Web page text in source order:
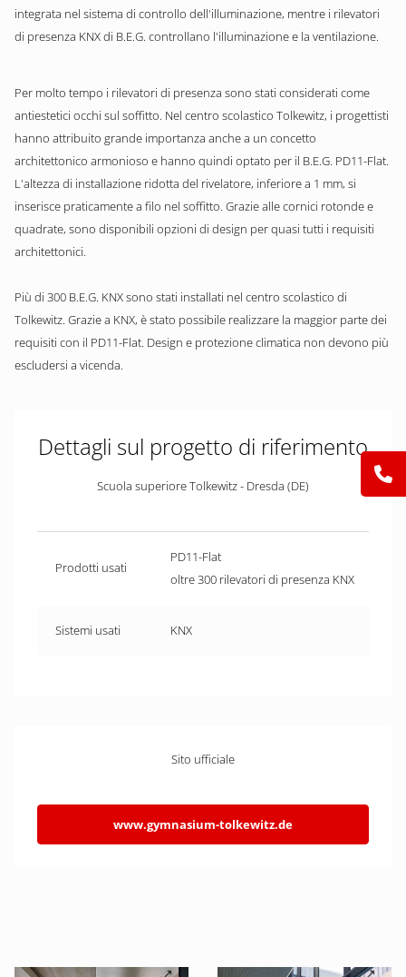
integrata nel sistema di controllo dell'illuminazione, mentre i rilevatori
di presenza KNX di B.E.G. controllano l'illuminazione e la ventilazione.
Per molto tempo i rilevatori di presenza sono stati considerati come
antiestetici occhi sul soffitto. Nel centro scolastico Tolkewitz, i progettisti
hanno attribuito grande importanza anche a un concetto
architettonico armonioso e hanno quindi optato per il B.E.G. PD11-Flat.
L'altezza di installazione ridotta del rivelatore, inferiore a 1 mm, si
inserisce praticamente a filo nel soffitto. Grazie alle cornici rotonde e
quadrate, sono disponibili opzioni di design per quasi tutti i requisiti
architettonici.
Più di 300 B.E.G. KNX sono stati installati nel centro scolastico di
Tolkewitz. Grazie a KNX, è stato possibile realizzare la maggior parte dei
requisiti con il PD11-Flat. Design e protezione climatica non devono più
escludersi a vicenda.
Dettagli sul progetto di riferimento
Scuola superiore Tolkewitz - Dresda (DE)
Prodotti usati
PD11-Flat
oltre 300 rilevatori di presenza KNX
Sistemi usati KNX
Sito ufficiale
www.gymnasium-tolkewitz.de